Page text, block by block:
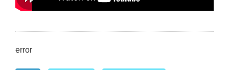
error